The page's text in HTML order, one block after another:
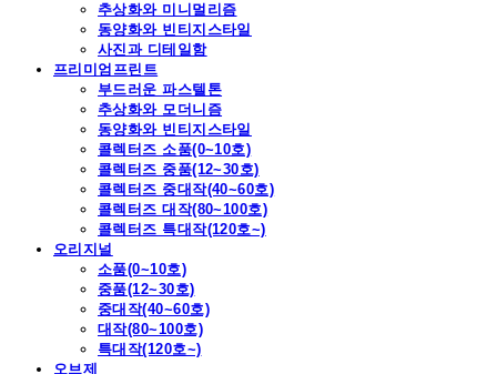
추상화와 미니멀리즘
동양화와 빈티지스타일
사진과 디테일함
프리미엄프린트
부드러운 파스텔톤
추상화와 모더니즘
동양화와 빈티지스타일
콜렉터즈 소품(0~10호)
콜렉터즈 중품(12~30호)
콜렉터즈 중대작(40~60호)
콜렉터즈 대작(80~100호)
콜렉터즈 특대작(120호~)
오리지널
소품(0~10호)
중품(12~30호)
중대작(40~60호)
대작(80~100호)
특대작(120호~)
오브제